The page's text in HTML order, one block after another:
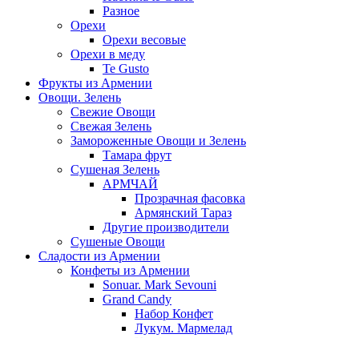
Разное
Орехи
Орехи весовые
Орехи в меду
Te Gusto
Фрукты из Армении
Овощи. Зелень
Свежие Овощи
Свежая Зелень
Замороженные Овощи и Зелень
Тамара фрут
Сушеная Зелень
АРМЧАЙ
Прозрачная фасовка
Армянский Тараз
Другие производители
Сушеные Овощи
Сладости из Армении
Конфеты из Армении
Sonuar. Mark Sevouni
Grand Candy
Набор Конфет
Лукум. Мармелад